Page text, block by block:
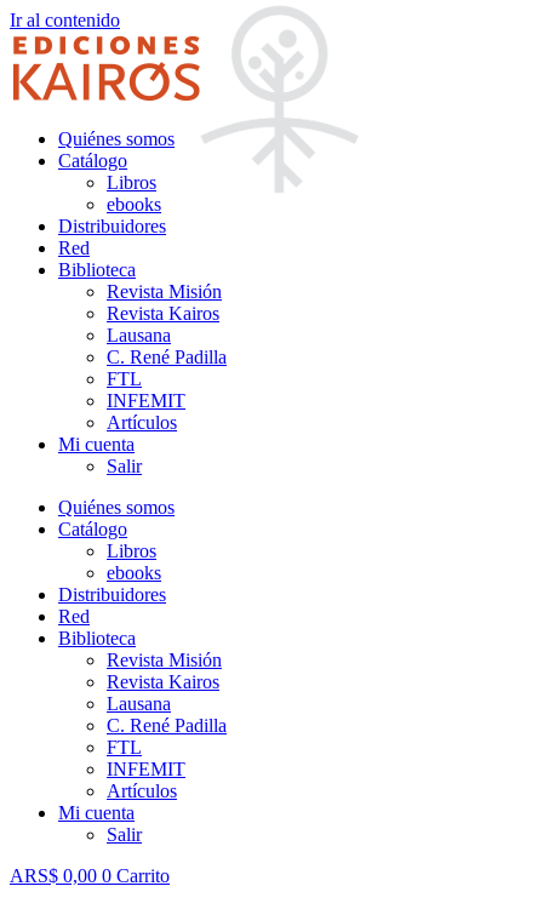
Ir al contenido
Quiénes somos
Catálogo
Libros
ebooks
Distribuidores
Red
Biblioteca
Revista Misión
Revista Kairos
Lausana
C. René Padilla
FTL
INFEMIT
Artículos
Mi cuenta
Salir
Quiénes somos
Catálogo
Libros
ebooks
Distribuidores
Red
Biblioteca
Revista Misión
Revista Kairos
Lausana
C. René Padilla
FTL
INFEMIT
Artículos
Mi cuenta
Salir
ARS$ 0,00 0 Carrito